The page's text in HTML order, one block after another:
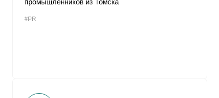
промышленников из Томска
#PR